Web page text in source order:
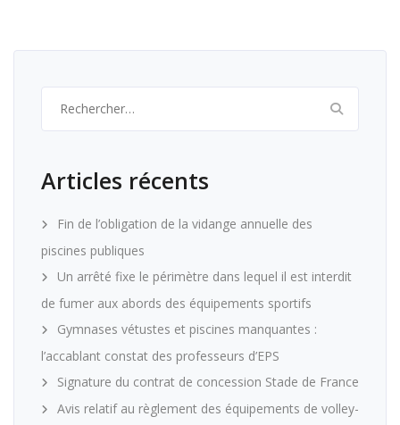
Articles récents
Fin de l’obligation de la vidange annuelle des
piscines publiques
Un arrêté fixe le périmètre dans lequel il est interdit
de fumer aux abords des équipements sportifs
Gymnases vétustes et piscines manquantes :
l’accablant constat des professeurs d’EPS
Signature du contrat de concession Stade de France
Avis relatif au règlement des équipements de volley-